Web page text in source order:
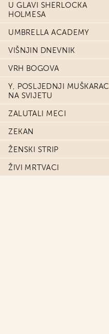
U GLAVI SHERLOCKA
HOLMESA
UMBRELLA ACADEMY
VIŠNJIN DNEVNIK
VRH BOGOVA
Y, POSLJEDNJI MUŠKARAC
NA SVIJETU
ZALUTALI MECI
ZEKAN
ŽENSKI STRIP
ŽIVI MRTVACI